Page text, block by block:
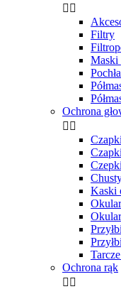
 
Filtry
Maski
Ochrona
 
Czepki
Kaski
Ochrona rąk
 